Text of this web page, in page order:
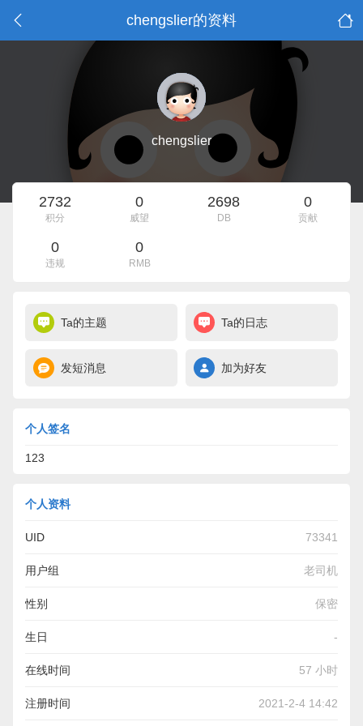
chengslier的资料
chengslier
2732
积分
0
威望
2698
DB
0
贡献
0
违规
0
RMB
Ta的主题 Ta的日志
发短消息 加为好友
个人签名
123
个人资料
UID 73341
用户组 老司机
性别 保密
生日 -
在线时间 57 小时
注册时间 2021-2-4 14:42